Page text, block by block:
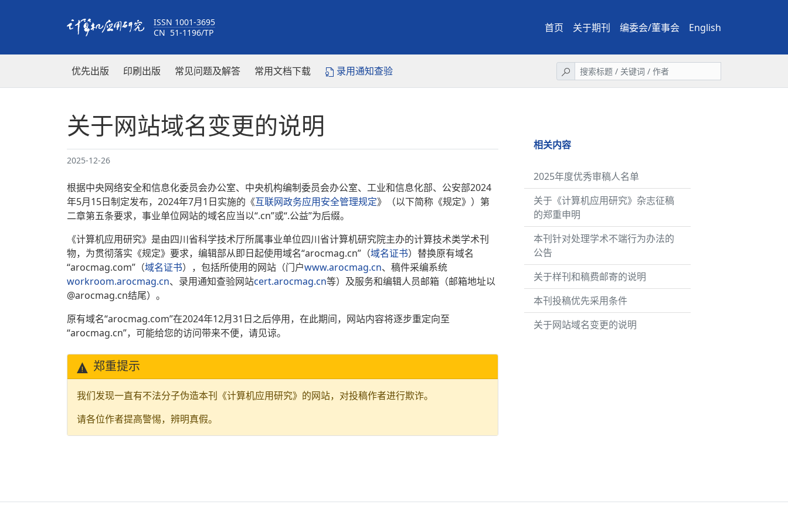
ISSN 1001-3695
CN 51-1196/TP
首页 关于期刊 编委会/董事会 English
优先出版 印刷出版 常见问题及解答 常用文档下载 录用通知查验
关于网站域名变更的说明
2025-12-26
根据中央网络安全和信息化委员会办公室、中央机构编制委员会办公室、工业和信息化部、公安部2024
年5月15日制定发布，2024年7月1日实施的《互联网政务应用安全管理规定》（以下简称《规定》）第
二章第五条要求，事业单位网站的域名应当以“.cn”或“.公益”为后缀。
《计算机应用研究》是由四川省科学技术厅所属事业单位四川省计算机研究院主办的计算技术类学术刊
物，为贯彻落实《规定》要求，编辑部从即日起使用域名“arocmag.cn”（域名证书）替换原有域名
“arocmag.com”（域名证书），包括所使用的网站（门户www.arocmag.cn、稿件采编系统
workroom.arocmag.cn、录用通知查验网站cert.arocmag.cn等）及服务和编辑人员邮箱（邮箱地址以
@arocmag.cn结尾）。
原有域名“arocmag.com”在2024年12月31日之后停用，在此期间，网站内容将逐步重定向至
“arocmag.cn”，可能给您的访问带来不便，请见谅。
郑重提示
我们发现一直有不法分子伪造本刊《计算机应用研究》的网站，对投稿作者进行欺诈。
请各位作者提高警惕，辨明真假。
相关内容
2025年度优秀审稿人名单
关于《计算机应用研究》杂志征稿
的郑重申明
本刊针对处理学术不端行为办法的
公告
关于样刊和稿费邮寄的说明
本刊投稿优先采用条件
关于网站域名变更的说明